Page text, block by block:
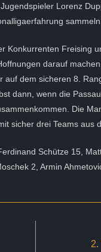
Lorenz
sammeln
Konkurrenten Freising
darauf
dem sicheren 8.
dann, wenn die
Die
sicher drei Teams aus
Schütze 15,
2, Armin